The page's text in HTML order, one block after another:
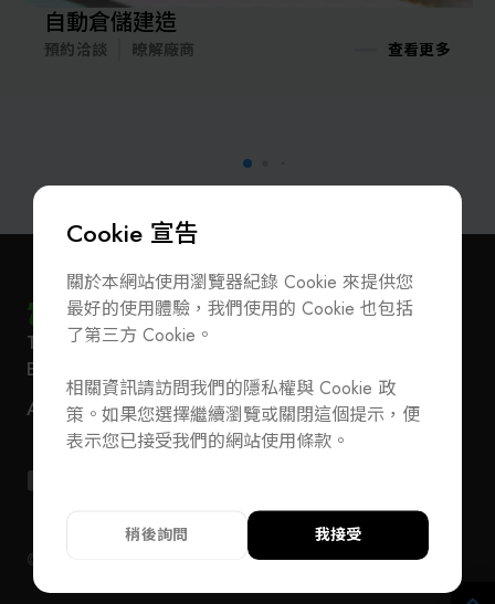
自動倉儲建造
預約洽談 暸解廠商 查看更多
© 2024 TEEIA. All Rights Reserved. Designed byWDD隱私權政策
T +886-2-27293933F+886-2-27293950
E-Mail
ADD
110 台北市信義路五段 5 號 3 樓 3E41 室（秘書處
地址）
Cookie 宣告
關於本網站使用瀏覽器紀錄 Cookie 來提供您
最好的使用體驗，我們使用的 Cookie 也包括
了第三方 Cookie。
相關資訊請訪問我們的隱私權與 Cookie 政
策。如果您選擇繼續瀏覽或關閉這個提示，便
表示您已接受我們的網站使用條款。
稍後詢問 我接受
聯絡我們
T+886-2-27293933F+886-2-27293950